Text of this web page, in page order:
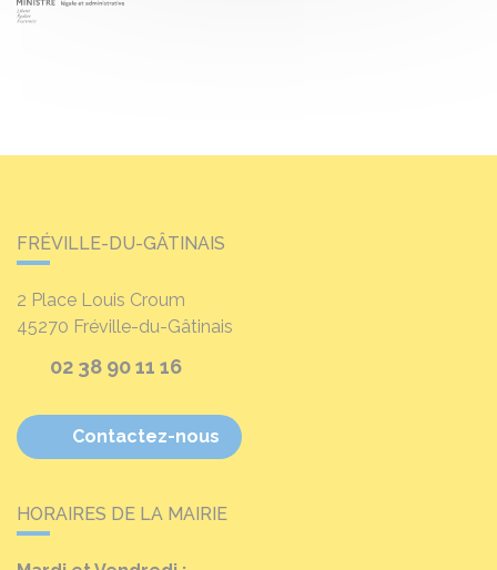
FRÉVILLE-DU-GÂTINAIS
2 Place Louis Croum
45270 Fréville-du-Gâtinais
02 38 90 11 16
Contactez-nous
HORAIRES DE LA MAIRIE